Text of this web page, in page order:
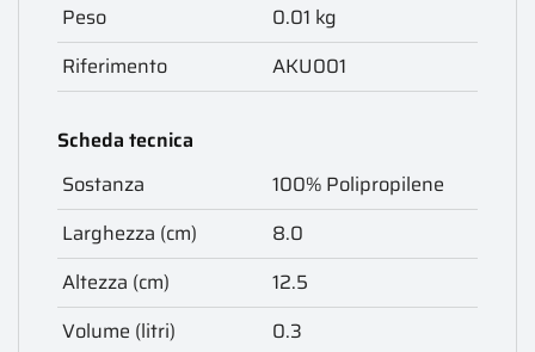
Peso
0.01 kg
Riferimento
AKU001
Scheda tecnica
Sostanza
100% Polipropilene
Larghezza (cm)
8.0
Altezza (cm)
12.5
Volume (litri)
0.3